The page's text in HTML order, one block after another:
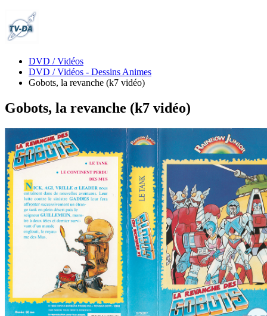
DVD / Vidéos
DVD / Vidéos - Dessins Animes
Gobots, la revanche (k7 vidéo)
Gobots, la revanche (k7 vidéo)